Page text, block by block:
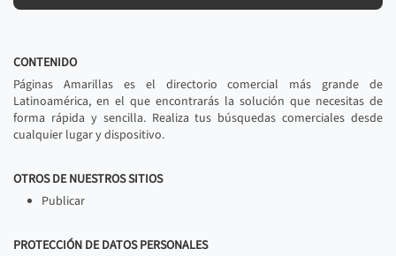
CONTENIDO
Páginas Amarillas es el directorio comercial más grande de
Latinoamérica, en el que encontrarás la solución que necesitas de
forma rápida y sencilla. Realiza tus búsquedas comerciales desde
cualquier lugar y dispositivo.
OTROS DE NUESTROS SITIOS
Publicar
PROTECCIÓN DE DATOS PERSONALES